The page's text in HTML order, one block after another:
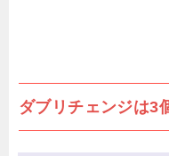
ダブリチェンジは3